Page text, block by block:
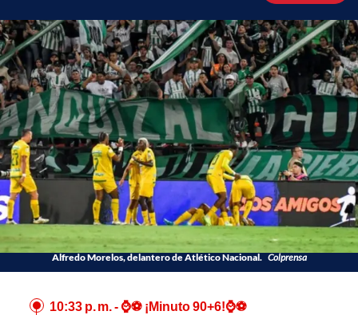
Alfredo Morelos, delantero de Atlético Nacional. Colprensa
10:33 p. m.- ⌚⚽ ¡Minuto 90+6!⌚⚽